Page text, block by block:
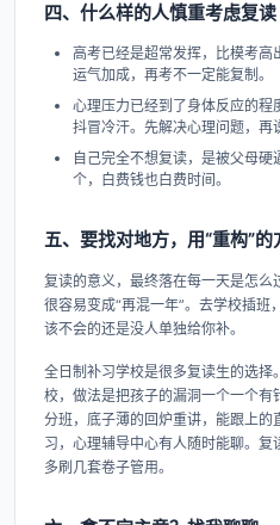
四、什么样的人慎重考虑复读
高考已经是超常发挥，比模考
运气加成，再考不一定能复制。
心理压力已经到了身体反应的
抖冒冷汗。先解决心理问题，再
自己完全不想复读，是被父母
个，白费钱也白费时间。
五、要找对地方，用“重构”
复读的意义，最终落在每一天是怎么
很容易变成“再混一年”。去学校插班
该不会的还是没人单独给你补。
全日制补习学校是很多复读生的选
校，做法是把孩子的漏洞一个一个
分班，底子薄的回炉重讲，能跟上的
习，心理辅导中心有人随时能聊。
多刷几套卷子管用。